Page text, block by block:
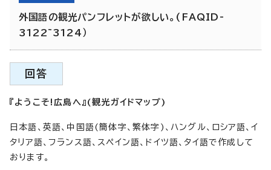
外国語の観光パンフレットが欲しい。(FAQID-
3122~3124）
回答
『ようこそ!広島へ』(観光ガイドマップ)
日本語、英語、中国語(簡体字、繁体字)、ハングル、ロシア語、イ
タリア語、フランス語、スペイン語、ドイツ語、タイ語で作成して
おります。